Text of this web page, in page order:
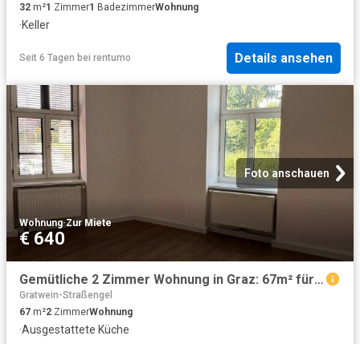
32 m²1 Zimmer1 BadezimmerWohnung
·Keller
Seit 6 Tagen bei rentumo Details ansehen
Foto anschauen
Wohnung·Zur Miete
€ 640
Gemütliche 2 Zimmer Wohnung in Graz: 67m² für € 640
Gratwein-Straßengel
67 m²2 ZimmerWohnung
·Ausgestattete Küche